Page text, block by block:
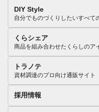
DIY Style
自分でものづくりしたいすべて
くらシェア
商品を組み合わせたくらしのア
トラノテ
資材調達のプロ向け通販サイト
採用情報